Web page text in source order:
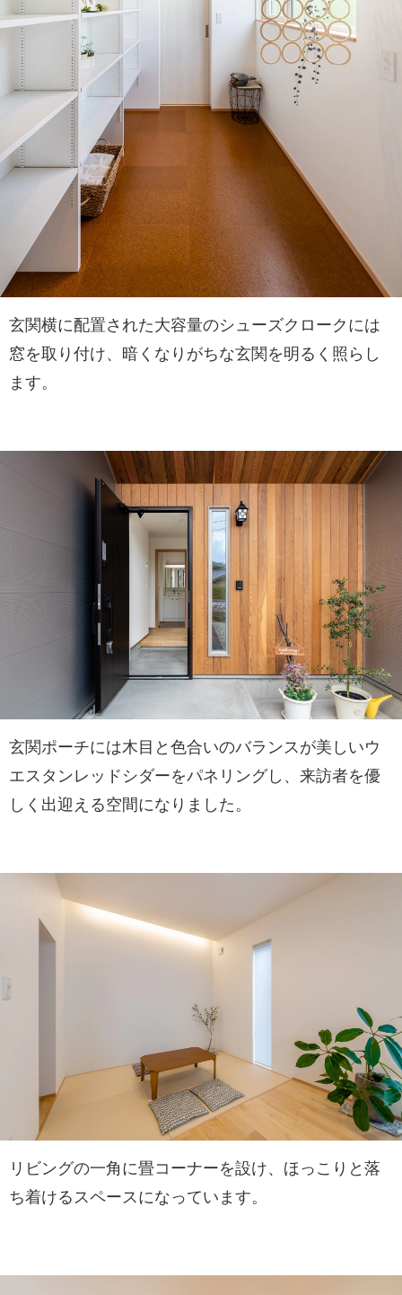
玄関横に配置された大容量のシューズクロークには
窓を取り付け、暗くなりがちな玄関を明るく照らし
ます。
玄関ポーチには木目と色合いのバランスが美しいウ
エスタンレッドシダーをパネリングし、来訪者を優
しく出迎える空間になりました。
リビングの一角に畳コーナーを設け、ほっこりと落
ち着けるスペースになっています。